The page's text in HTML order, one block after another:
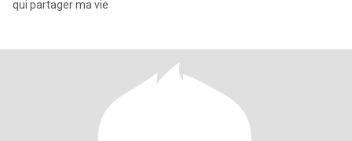
qui partager ma vie